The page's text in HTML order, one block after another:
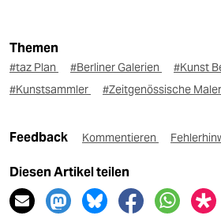
Themen
#taz Plan #Berliner Galerien #Kunst
#Kunstsammler
#Zeitgenössische
Feedback Kommentieren
Diesen Artikel teilen